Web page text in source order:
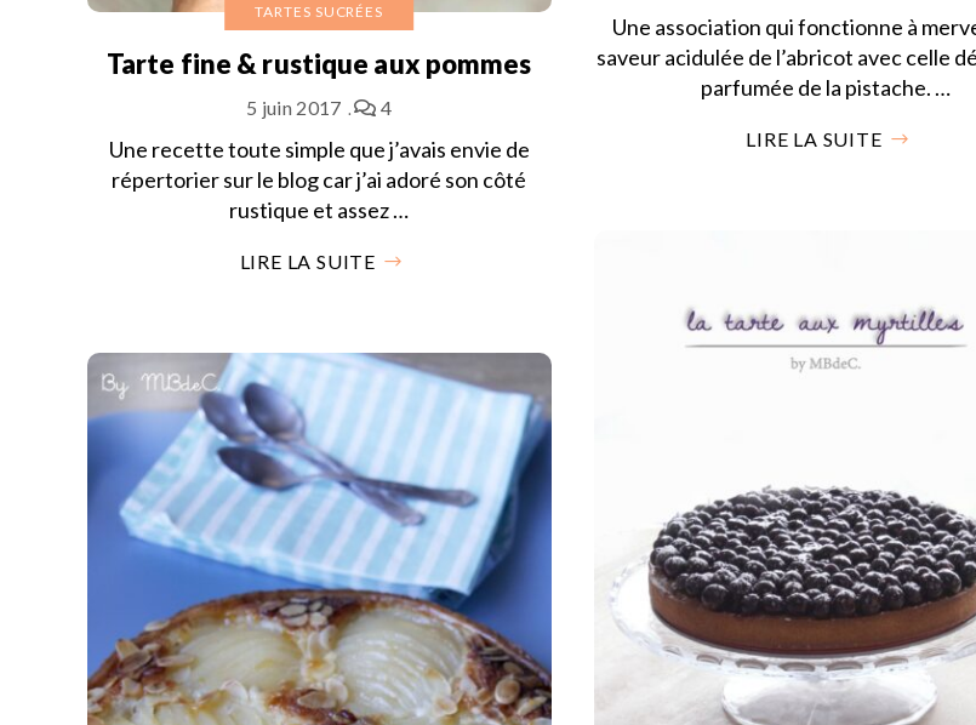
TARTES SUCRÉES
Tarte fine & rustique aux pommes
5 juin 2017 4
Une recette toute simple que j’avais envie de
répertorier sur le blog car j’ai adoré son côté
rustique et assez …
LIRE LA SUITE
Une association qui fonctionne à
saveur acidulée de l’abricot avec celle
parfumée de la pistache. …
LIRE LA SUITE